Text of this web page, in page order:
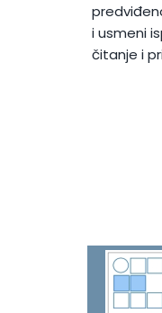
i usmeni
čitanje i